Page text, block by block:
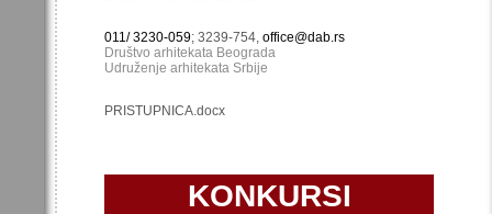
011/ 3230-059; 3239-754, office@dab.rs
Društvo arhitekata Beograda
Udruženje arhitekata Srbije
PRISTUPNICA.docx
KONKURSI